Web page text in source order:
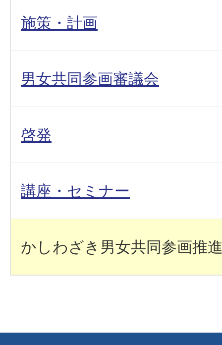
施策・計画
男女共同参画審議会
啓発
講座・セミナー
かしわざき男女共同参画推